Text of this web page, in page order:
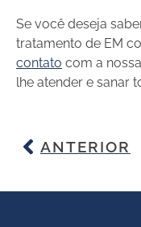
Se você deseja
tratamento de EM
contato com a
lhe atender e sanar
ANTERIOR